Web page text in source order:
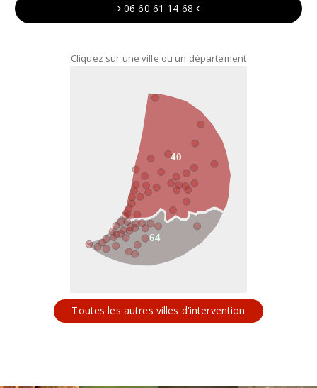
06 60 61 14 68
Cliquez sur une ville ou un département
64
40
Toutes les autres villes d'intervention